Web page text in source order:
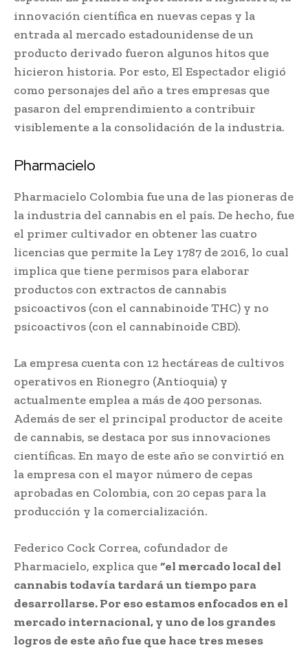
innovación científica en nuevas cepas y la
entrada al mercado estadounidense de un
producto derivado fueron algunos hitos que
hicieron historia. Por esto, El Espectador eligió
como personajes del año a tres empresas que
pasaron del emprendimiento a contribuir
visiblemente a la consolidación de la industria.
Pharmacielo
Pharmacielo Colombia fue una de las pioneras de
la industria del cannabis en el país. De hecho, fue
el primer cultivador en obtener las cuatro
licencias que permite la Ley 1787 de 2016, lo cual
implica que tiene permisos para elaborar
productos con extractos de cannabis
psicoactivos (con el cannabinoide THC) y no
psicoactivos (con el cannabinoide CBD).
La empresa cuenta con 12 hectáreas de cultivos
operativos en Rionegro (Antioquia) y
actualmente emplea a más de 400 personas.
Además de ser el principal productor de aceite
de cannabis, se destaca por sus innovaciones
científicas. En mayo de este año se convirtió en
la empresa con el mayor número de cepas
aprobadas en Colombia, con 20 cepas para la
producción y la comercialización.
Federico Cock Correa, cofundador de
Pharmacielo, explica que“el mercado local del
cannabis todavía tardará un tiempo para
desarrollarse. Por eso estamos enfocados en el
mercado internacional, y uno de los grandes
logros de este año fue que hace tres meses